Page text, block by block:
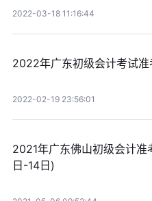
2022-03-18 11:16:44
2022年广东初级会计考试准
2022-02-19 23:56:01
2021年广东佛山初级会计
日-14日)